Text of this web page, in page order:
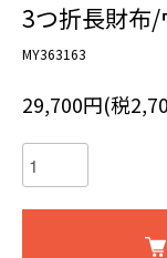
3つ折長財布/
MY363163
29,700円(税